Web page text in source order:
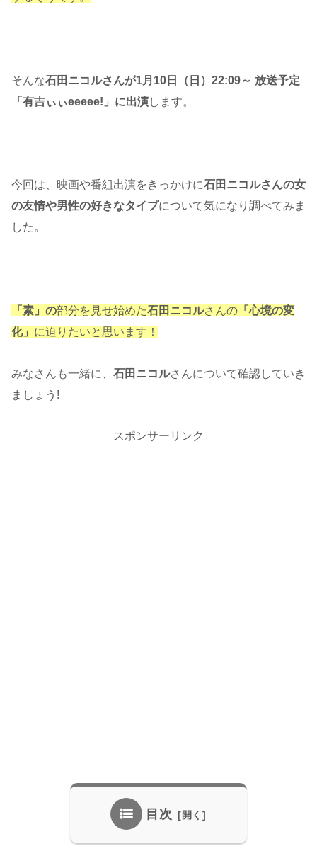
そんな石田ニコルさんが1月10日（日）22:09～ 放送予定
「有吉ぃぃeeeee!」に出演します。
今回は、映画や番組出演をきっかけに石田ニコルさんの女
の友情や男性の好きなタイプについて気になり調べてみま
した。
「素」の部分を見せ始めた石田ニコルさんの 「心境の変
化」 に迫りたいと思います！
みなさんも一緒に、 石田ニコルさんについて確認していき
ましょう!
スポンサーリンク
目次